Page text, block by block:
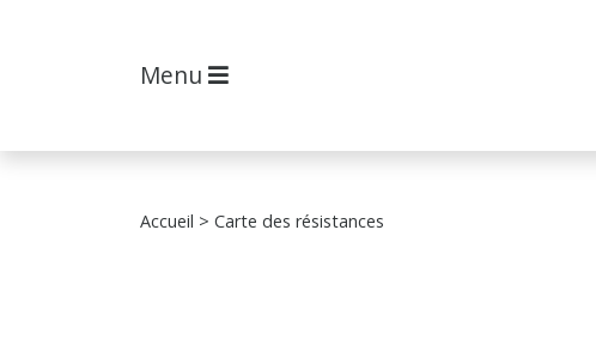
Menu
Accueil > Carte des résistances